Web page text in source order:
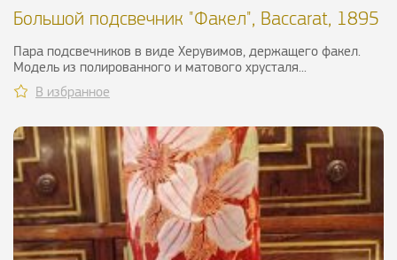
Большой подсвечник "Факел", Baccarat, 1895
Пара подсвечников в виде Херувимов, держащего факел.
Модель из полированного и матового хрусталя...
В избранное